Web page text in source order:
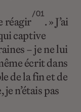
réagir
/01
. » J’ai
captive
– je ne lui
écrit dans
de la fin et de
n’étais pas